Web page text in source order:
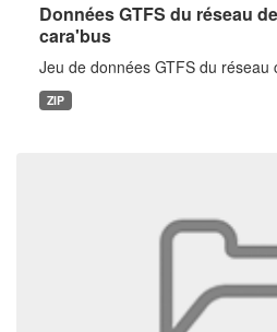
Données GTFS du réseau
cara'bus
Jeu de données GTFS du réseau
ZIP